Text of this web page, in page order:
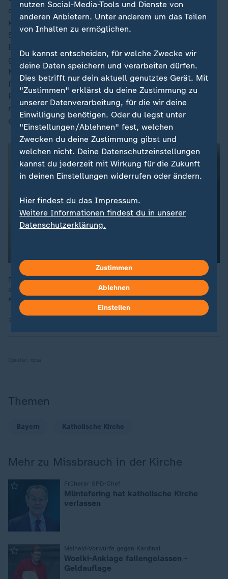
damit auch gegen eine Priesterlaufbahn. Erste
konkrete Hinweise auf Fehlverhalten in dem
Studienseminar wurden 2020 öffentlich, nachdem ein
Betroffener sich an die "Süddeutsche Zeitung"
gewandt hatte. Es folgten ein von der Erzdiözese
München und Freising veranstalteter Gesprächsabend
für ehemalige Seminaristen - und jetzt der Aufruf des
Frankfurter Instituts an Betroffene, sich dort zu
melden. Die Studie wird von der Erzdiözese finanziert,
erste Ergebnisse sollen im Herbst 2026 vorliegen.
Dass christliche Institutionen auch Orte sexualisierter Gewalt
sind, ist schon länger bekannt. Wie geht die evangelische
Kirche mit den Betroffenen um?
Themen
Bayern Katholische Kirche
Mehr zu Missbrauch in der Kirche
Früherer SPD-Chef
Müntefering hat katholische Kirche
verlassen
Meineid-Vorwürfe gegen Kardinal
Woelki-Anklage fallengelassen -
Geldauflage
nutzen Social-Media-Tools und Dienste von
anderen Anbietern. Unter anderem um das Teilen
von Inhalten zu ermöglichen.
Du kannst entscheiden, für welche Zwecke wir
deine Daten speichern und verarbeiten dürfen.
Dies betrifft nur dein aktuell genutztes Gerät. Mit
"Zustimmen" erklärst du deine Zustimmung zu
unserer Datenverarbeitung, für die wir deine
Einwilligung benötigen. Oder du legst unter
"Einstellungen/Ablehnen" fest, welchen
Zwecken du deine Zustimmung gibst und
welchen nicht. Deine Datenschutzeinstellungen
kannst du jederzeit mit Wirkung für die Zukunft
in deinen Einstellungen widerrufen oder ändern.
Hier findest du das Impressum.
Weitere Informationen findest du in unserer
Datenschutzerklärung.
Zustimmen
Ablehnen
Einstellen